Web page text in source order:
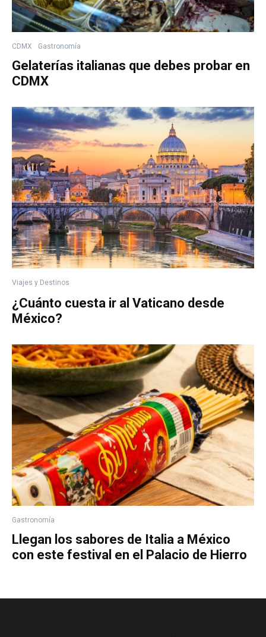
CDMX Gastronomía
Gelaterías italianas que debes probar en
CDMX
Viajes y Destinos
¿Cuánto cuesta ir al Vaticano desde
México?
Gastronomía
Llegan los sabores de Italia a México
con este festival en el Palacio de Hierro